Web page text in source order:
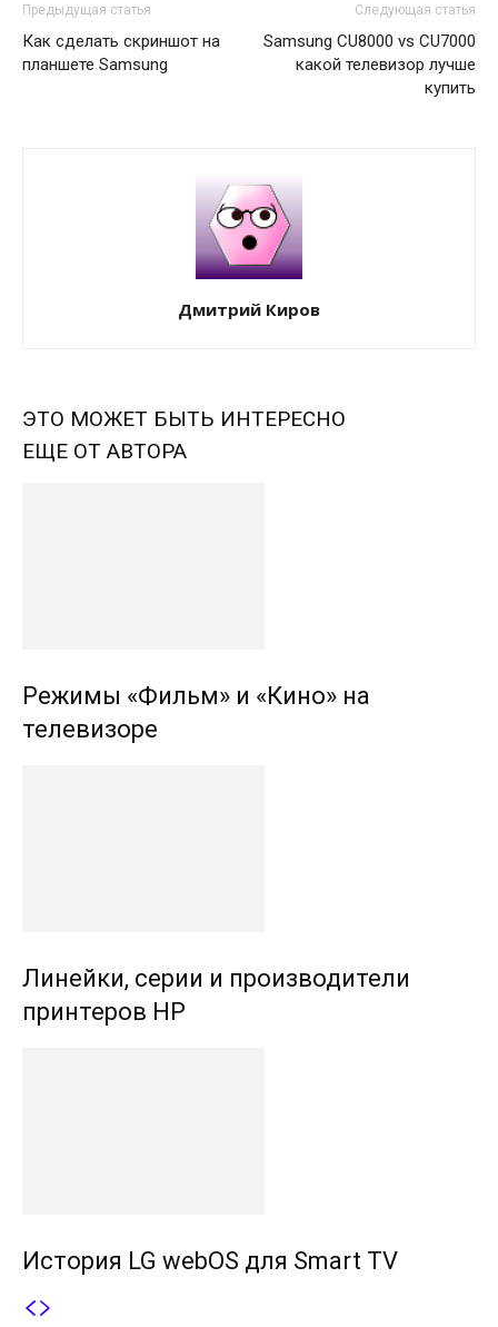
Предыдущая статья
Как сделать скриншот на
планшете Samsung
Следующая статья
Samsung CU8000 vs CU7000
какой телевизор лучше
купить
Дмитрий Киров
ЭТО МОЖЕТ БЫТЬ ИНТЕРЕСНО
ЕЩЕ ОТ АВТОРА
Режимы «Фильм» и «Кино» на
телевизоре
Линейки, серии и производители
принтеров HP
История LG webOS для Smart TV